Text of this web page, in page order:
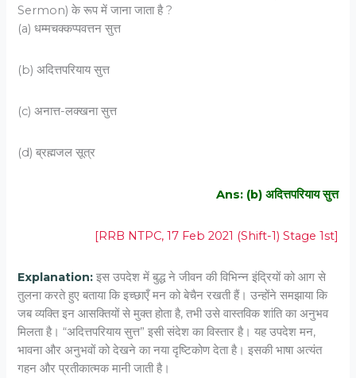
Sermon) के रूप में जाना जाता है ?
(a) धम्मचक्कप्पवत्तन सुत्त
(b) अदित्तपरियाय सुत्त
(c) अनात्त-लक्खना सुत्त
(d) ब्रह्मजल सूत्र
Ans: (b) अदित्तपरियाय सुत्त
[RRB NTPC, 17 Feb 2021 (Shift-1) Stage 1st]
Explanation: इस उपदेश में बुद्ध ने जीवन की विभिन्न इंद्रियों को आग से
तुलना करते हुए बताया कि इच्छाएँ मन को बेचैन रखती हैं। उन्होंने समझाया कि
जब व्यक्ति इन आसक्तियों से मुक्त होता है, तभी उसे वास्तविक शांति का अनुभव
मिलता है। “अदित्तपरियाय सुत्त” इसी संदेश का विस्तार है। यह उपदेश मन,
भावना और अनुभवों को देखने का नया दृष्टिकोण देता है। इसकी भाषा अत्यंत
गहन और प्रतीकात्मक मानी जाती है।